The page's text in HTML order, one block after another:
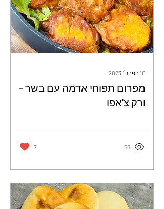
10 בפבר׳ 2023
מפרום תפוחי אדמה עם בשר -
ורק צ'אפו
56
7